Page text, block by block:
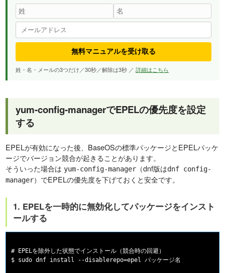
無料マニュアルを受け取る
姓・名・メールの3つだけ／30秒／解除は3秒 ／詳細はこちら
yum-config-managerでEPELの優先度を設定
する
EPELが有効になった後、BaseOSの標準パッケージとEPELパッケ
ージでバージョン競合が起きることがあります。
そういった場合は yum-config-manager （dnf版はdnf config-
manager）でEPELの優先度を下げておくと安全です。
1. EPELを一時的に無効化してパッケージをインスト
ールする
# EPELを除外した状態でインストール（競合時の回避）
$ sudo dnf install --disablerepo=epel パッケージ名